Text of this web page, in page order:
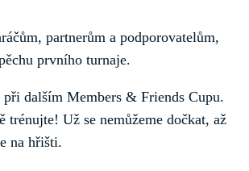
partnerům a podporovatelům,
prvního turnaje.
při dalším Members & Friends Cupu.
trénujte! Už se nemůžeme dočkat, až
na hřišti.